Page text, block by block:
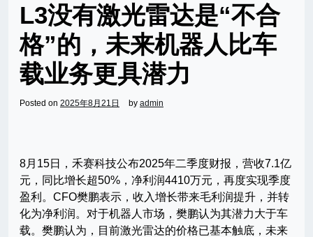
L3没有激光雷达是“不合
格”的，未来机器人比车
载业务更具潜力
Posted on 2025年8月21日 by admin
8月15日，禾赛科技公布2025年二季度财报，营收7.1亿
元，同比增长超50%，净利润4410万元，再度实现季度
盈利。CFO樊鹏表示，收入增长带来毛利润提升，并转
化为净利润。对于机器人市场，樊鹏认为其潜力大于车
载。樊鹏认为，目前激光雷达的价格已基本触底，未来